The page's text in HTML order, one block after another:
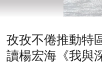
孜孜不倦推動
讀楊宏海《我與